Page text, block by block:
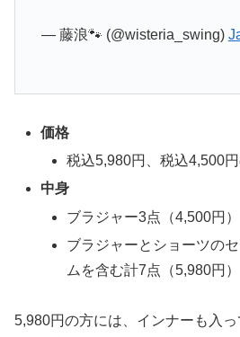
— 藤浪🐾 (@wisteria_swing)
価格
税込5,980円、税込4,500
中身
ブラジャー3点（4,500円）
ブラジャーとショーツの
ムを含む計7点（5,980円）
5,980円の方には、インナーも入